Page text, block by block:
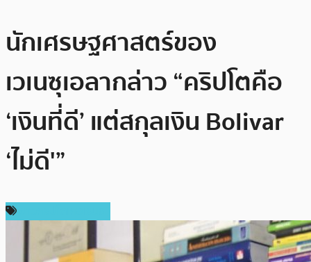
นักเศรษฐศาสตร์ของ
เวเนซุเอลากล่าว “คริปโตคือ
‘เงินที่ดี’ แต่สกุลเงิน Bolivar
‘ไม่ดี'”